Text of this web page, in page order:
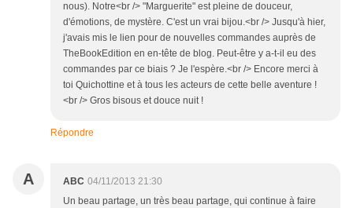
nous). Notre<br /> "Marguerite" est pleine de douceur,
d'émotions, de mystère. C'est un vrai bijou.<br /> Jusqu'à hier,
j'avais mis le lien pour de nouvelles commandes auprès de
TheBookEdition en en-tête de blog. Peut-être y a-t-il eu des
commandes par ce biais ? Je l'espère.<br /> Encore merci à
toi Quichottine et à tous les acteurs de cette belle aventure !
<br /> Gros bisous et douce nuit !
Répondre
A ABC 04/11/2013 21:30
Un beau partage, un très beau partage, qui continue à faire